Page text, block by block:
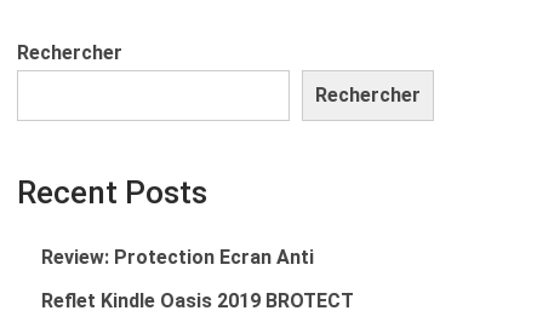
Rechercher
Rechercher
Recent Posts
Review: Protection Ecran Anti
Reflet Kindle Oasis 2019 BROTECT